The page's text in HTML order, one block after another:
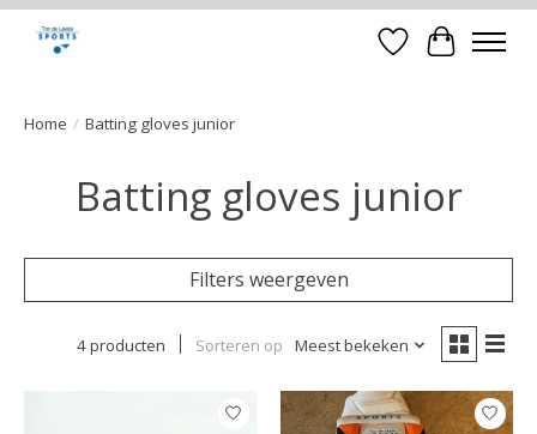
Verlanglijst
Home / Batting gloves junior
Batting gloves junior
Filters weergeven
4 producten Sorteren op Meest bekeken